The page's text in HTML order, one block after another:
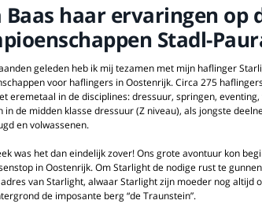
Baas haar ervaringen op
Stadl-
geleden heb ik mij tezamen met mijn haflinger
voor haflingers in Oostenrijk. Circa 275
eremetaal in de disciplines: dressuur, springen,
in de midden klasse dressuur (Z niveau), als jongste
en volwassenen.
was het dan eindelijk zover! Ons grote avontuur kon
in Oostenrijk. Om Starlight de nodige rust te
van Starlight, alwaar Starlight zijn moeder nog altijd
de imposante berg “de Traunstein”.